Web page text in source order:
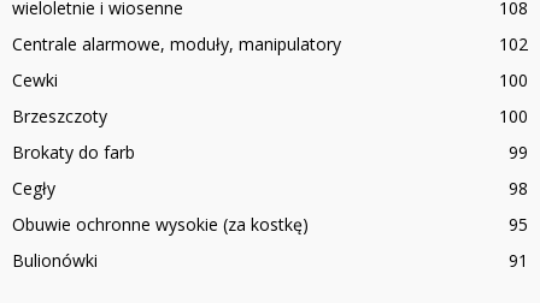
wieloletnie i wiosenne
108
Centrale alarmowe, moduły, manipulatory
102
Cewki
100
Brzeszczoty
100
Brokaty do farb
99
Cegły
98
Obuwie ochronne wysokie (za kostkę)
95
Bulionówki
91